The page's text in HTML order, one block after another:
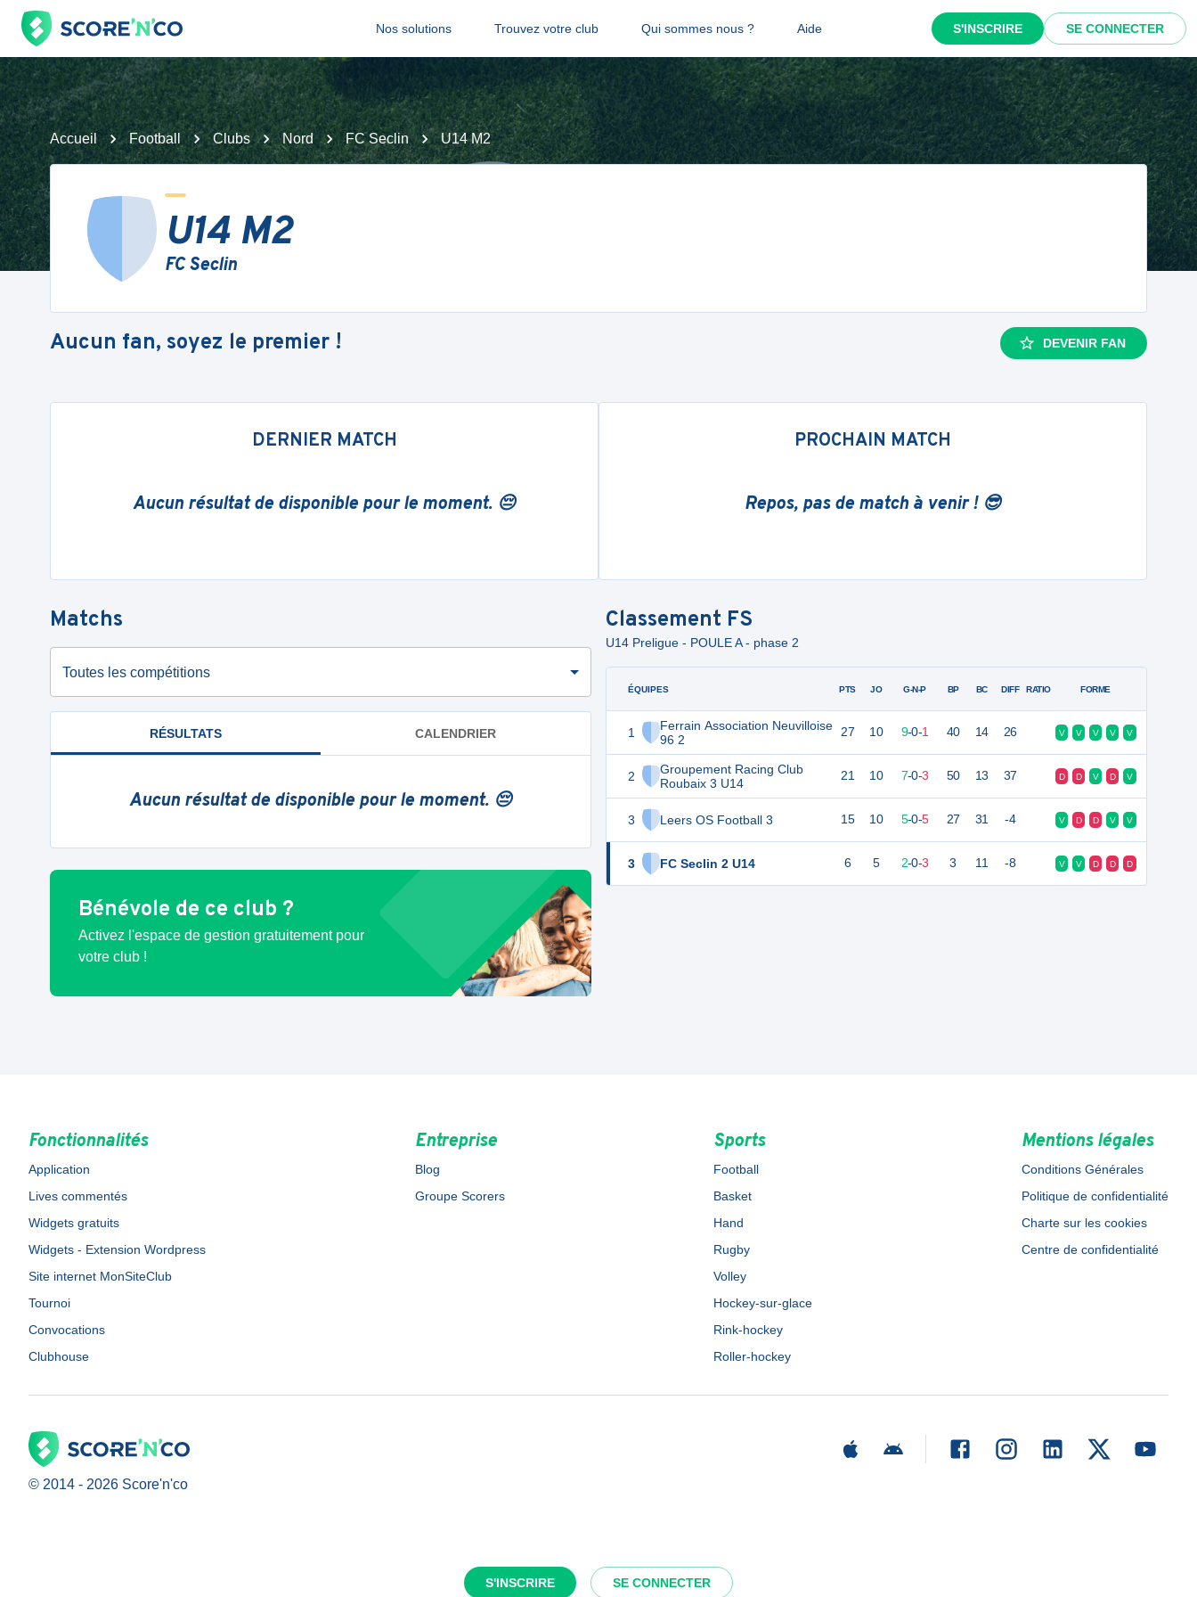
Nos solutions Trouvez votre club Qui sommes nous ? Aide S'INSCRIRE SE CONNECTER
S'INSCRIRE SE CONNECTER
Accueil Football Clubs Nord FC Seclin U14 M2
U14 M2
FC Seclin
Aucun fan, soyez le premier ! DEVENIR FAN
DERNIER MATCH
Aucun résultat de disponible pour le moment. 😔
PROCHAIN MATCH
Repos, pas de match à venir ! 😎
Matchs
Toutes les compétitions
RÉSULTATS CALENDRIER
Aucun résultat de disponible pour le moment. 😔
Bénévole de ce club ?
Activez l'espace de gestion gratuitement pour
votre club !
Classement FS
U14 Preligue - POULE A - phase 2
ÉQUIPES
1
Ferrain Association Neuvilloise
96 2
2
Groupement Racing Club
Roubaix 3 U14
3 Leers OS Football 3
3 FC Seclin 2 U14
PTS JO G-N-P BP BC DIFF RATIO FORME
27 10 9-0-1 40 14 26 V V V V V
21 10 7-0-3 50 13 37 D D V D V
15 10 5-0-5 27 31 -4 V D D V V
6 5 2-0-3 3 11 -8 V V D D D
Fonctionnalités
Application
Lives commentés
Widgets gratuits
Widgets - Extension Wordpress
Site internet MonSiteClub
Tournoi
Convocations
Clubhouse
Entreprise
Blog
Groupe Scorers
Sports
Football
Basket
Hand
Rugby
Volley
Hockey-sur-glace
Rink-hockey
Roller-hockey
Mentions légales
Conditions Générales
Politique de confidentialité
Charte sur les cookies
Centre de confidentialité
© 2014 - 2026 Score'n'co